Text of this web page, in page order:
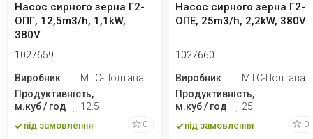
Насос сирного зерна Г2-
ОПГ, 12,5m3/h, 1,1kW,
380V
1027659
Виробник
МТС-Полтава
Продуктивність,
м.куб / год
12.5
під замовлення 0
Насос сирного зерна Г2-
ОПЕ, 25m3/h, 2,2kW, 380V
1027660
Виробник
МТС-Полтава
Продуктивність,
м.куб / год
25
під замовлення 0